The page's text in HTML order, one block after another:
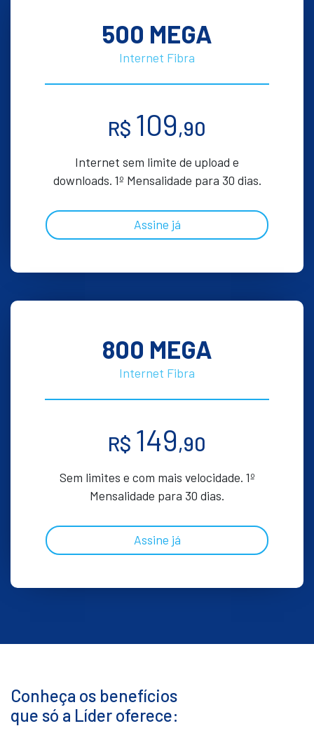
500 MEGA
Internet Fibra
R$ 109,90
Internet sem limite de upload e
downloads. 1º Mensalidade para 30 dias.
Assine já
800 MEGA
Internet Fibra
R$ 149,90
Sem limites e com mais velocidade. 1º
Mensalidade para 30 dias.
Assine já
Conheça os benefícios
que só a Líder oferece: